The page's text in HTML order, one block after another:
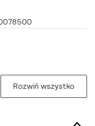
Rozwiń wszystko